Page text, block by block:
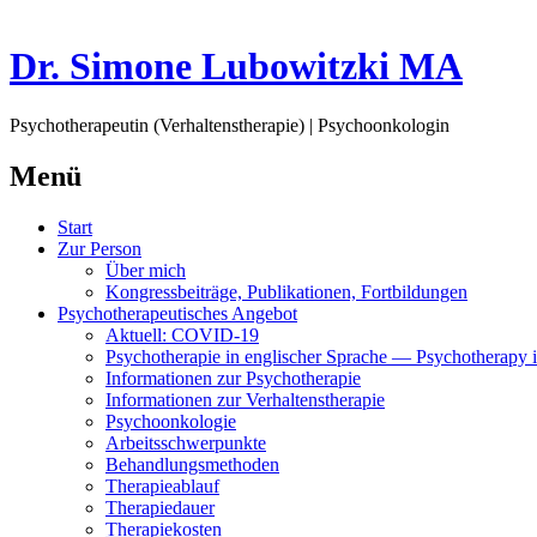
Dr. Simone Lubowitzki MA
Psychotherapeutin (Verhaltenstherapie) | Psychoonkologin
Menü
Springe
zum
Start
Zur Person
Über mich
Kongressbeiträge, Publikationen, Fortbildungen
Psychotherapeutisches Angebot
Aktuell: COVID-19
Psychotherapie in englischer Sprache — Psychotherapy
Informationen zur Psychotherapie
Informationen zur Verhaltenstherapie
Psychoonkologie
Arbeitsschwerpunkte
Behandlungsmethoden
Therapieablauf
Therapiedauer
Therapiekosten